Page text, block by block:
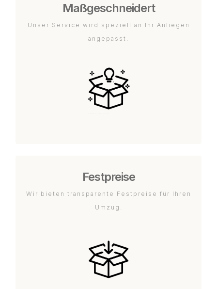
Maßgeschneidert
Unser Service wird speziell an Ihr Anliegen
angepasst.
Festpreise
Wir bieten transparente Festpreise für Ihren
Umzug.